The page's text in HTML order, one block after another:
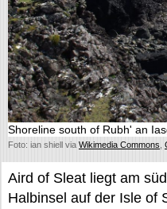
Shoreline south of Rubh' an
Foto: ian shiell via Wikimedia Commons
Aird of Sleat liegt am
Halbinsel auf der Isle of